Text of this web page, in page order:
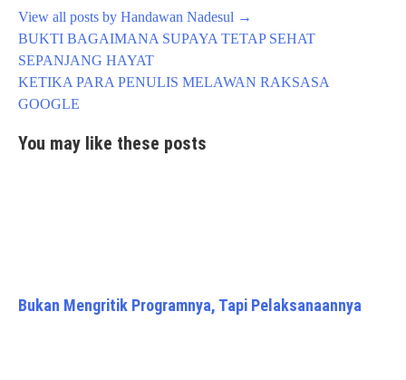
View all posts by Handawan Nadesul →
Post
navigation
BUKTI BAGAIMANA SUPAYA TETAP SEHAT
SEPANJANG HAYAT
KETIKA PARA PENULIS MELAWAN RAKSASA
GOOGLE
You may like these posts
Bukan Mengritik Programnya, Tapi Pelaksanaannya